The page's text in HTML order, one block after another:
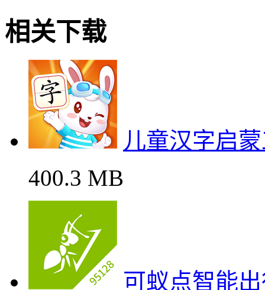
相关下载
儿童汉字启
400.3 MB
可蚁点智能